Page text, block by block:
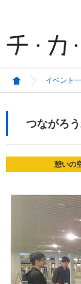
イベント
つながろ
憩いの